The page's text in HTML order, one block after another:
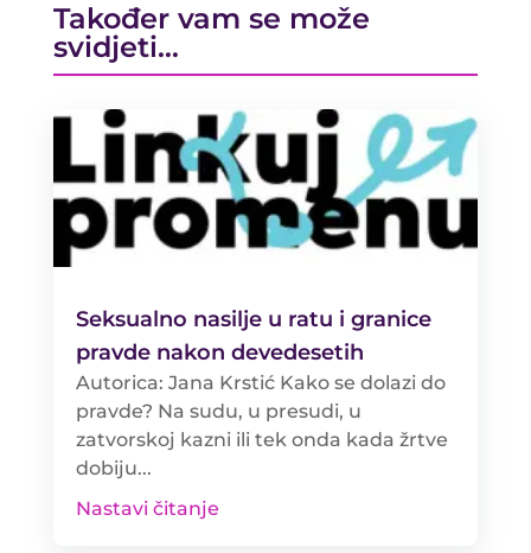
Također vam se može
svidjeti…
Seksualno nasilje u ratu i granice
pravde nakon devedesetih
Autorica: Jana Krstić Kako se dolazi do
pravde? Na sudu, u presudi, u
zatvorskoj kazni ili tek onda kada žrtve
dobiju...
Nastavi čitanje